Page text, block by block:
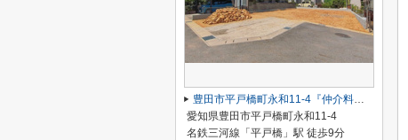
豊田市平戸橋町永和11-4『仲介料無料』新築戸建て
愛知県豊田市平戸橋町永和11-4
名鉄三河線「平戸橋」駅 徒歩9分